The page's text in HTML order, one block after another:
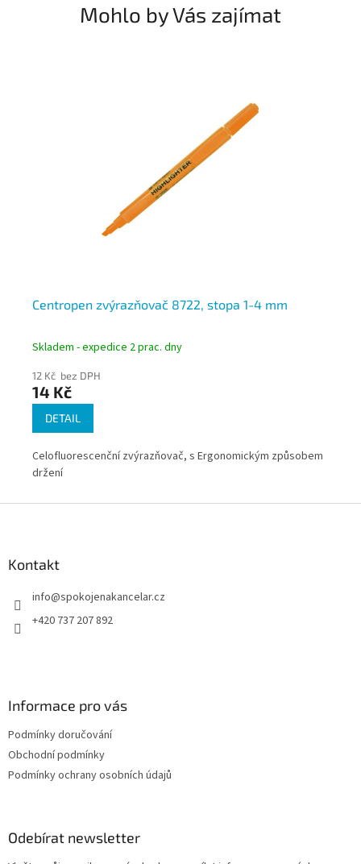
Mohlo by Vás zajímat
Centropen zvýrazňovač 8722, stopa 1-4 mm
Skladem - expedice 2 prac. dny
12 Kč bez DPH
14 Kč
DETAIL
Celofluorescenční zvýrazňovač, s Ergonomickým způsobem
držení
Kontakt
info@spokojenakancelar.cz
+420 737 207 892
Informace pro vás
Podmínky doručování
Obchodní podmínky
Podmínky ochrany osobních údajů
Odebírat newsletter